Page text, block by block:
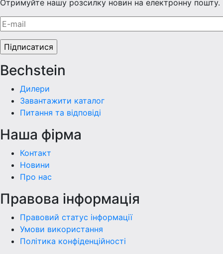
Отримуйте нашу розсилку новин на електронну пошту.
Bechstein
Дилери
Завантажити каталог
Питання та відповіді
Наша фiрма
Контакт
Новини
Про нас
Правова інформація
Правовий статус інформації
Умови використання
Політика конфіденційності